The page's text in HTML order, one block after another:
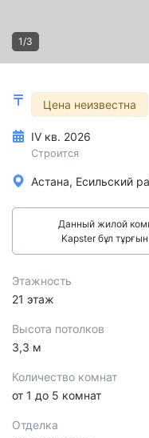
1/3
Цена неизвестна
IV кв. 2026
Строится
Астана, Есильский
Данный жилой
Kapster бұл
Этажность
21 этаж
Высота потолков
3,3 м
Количество комнат
от 1 до 5 комнат
Отделка